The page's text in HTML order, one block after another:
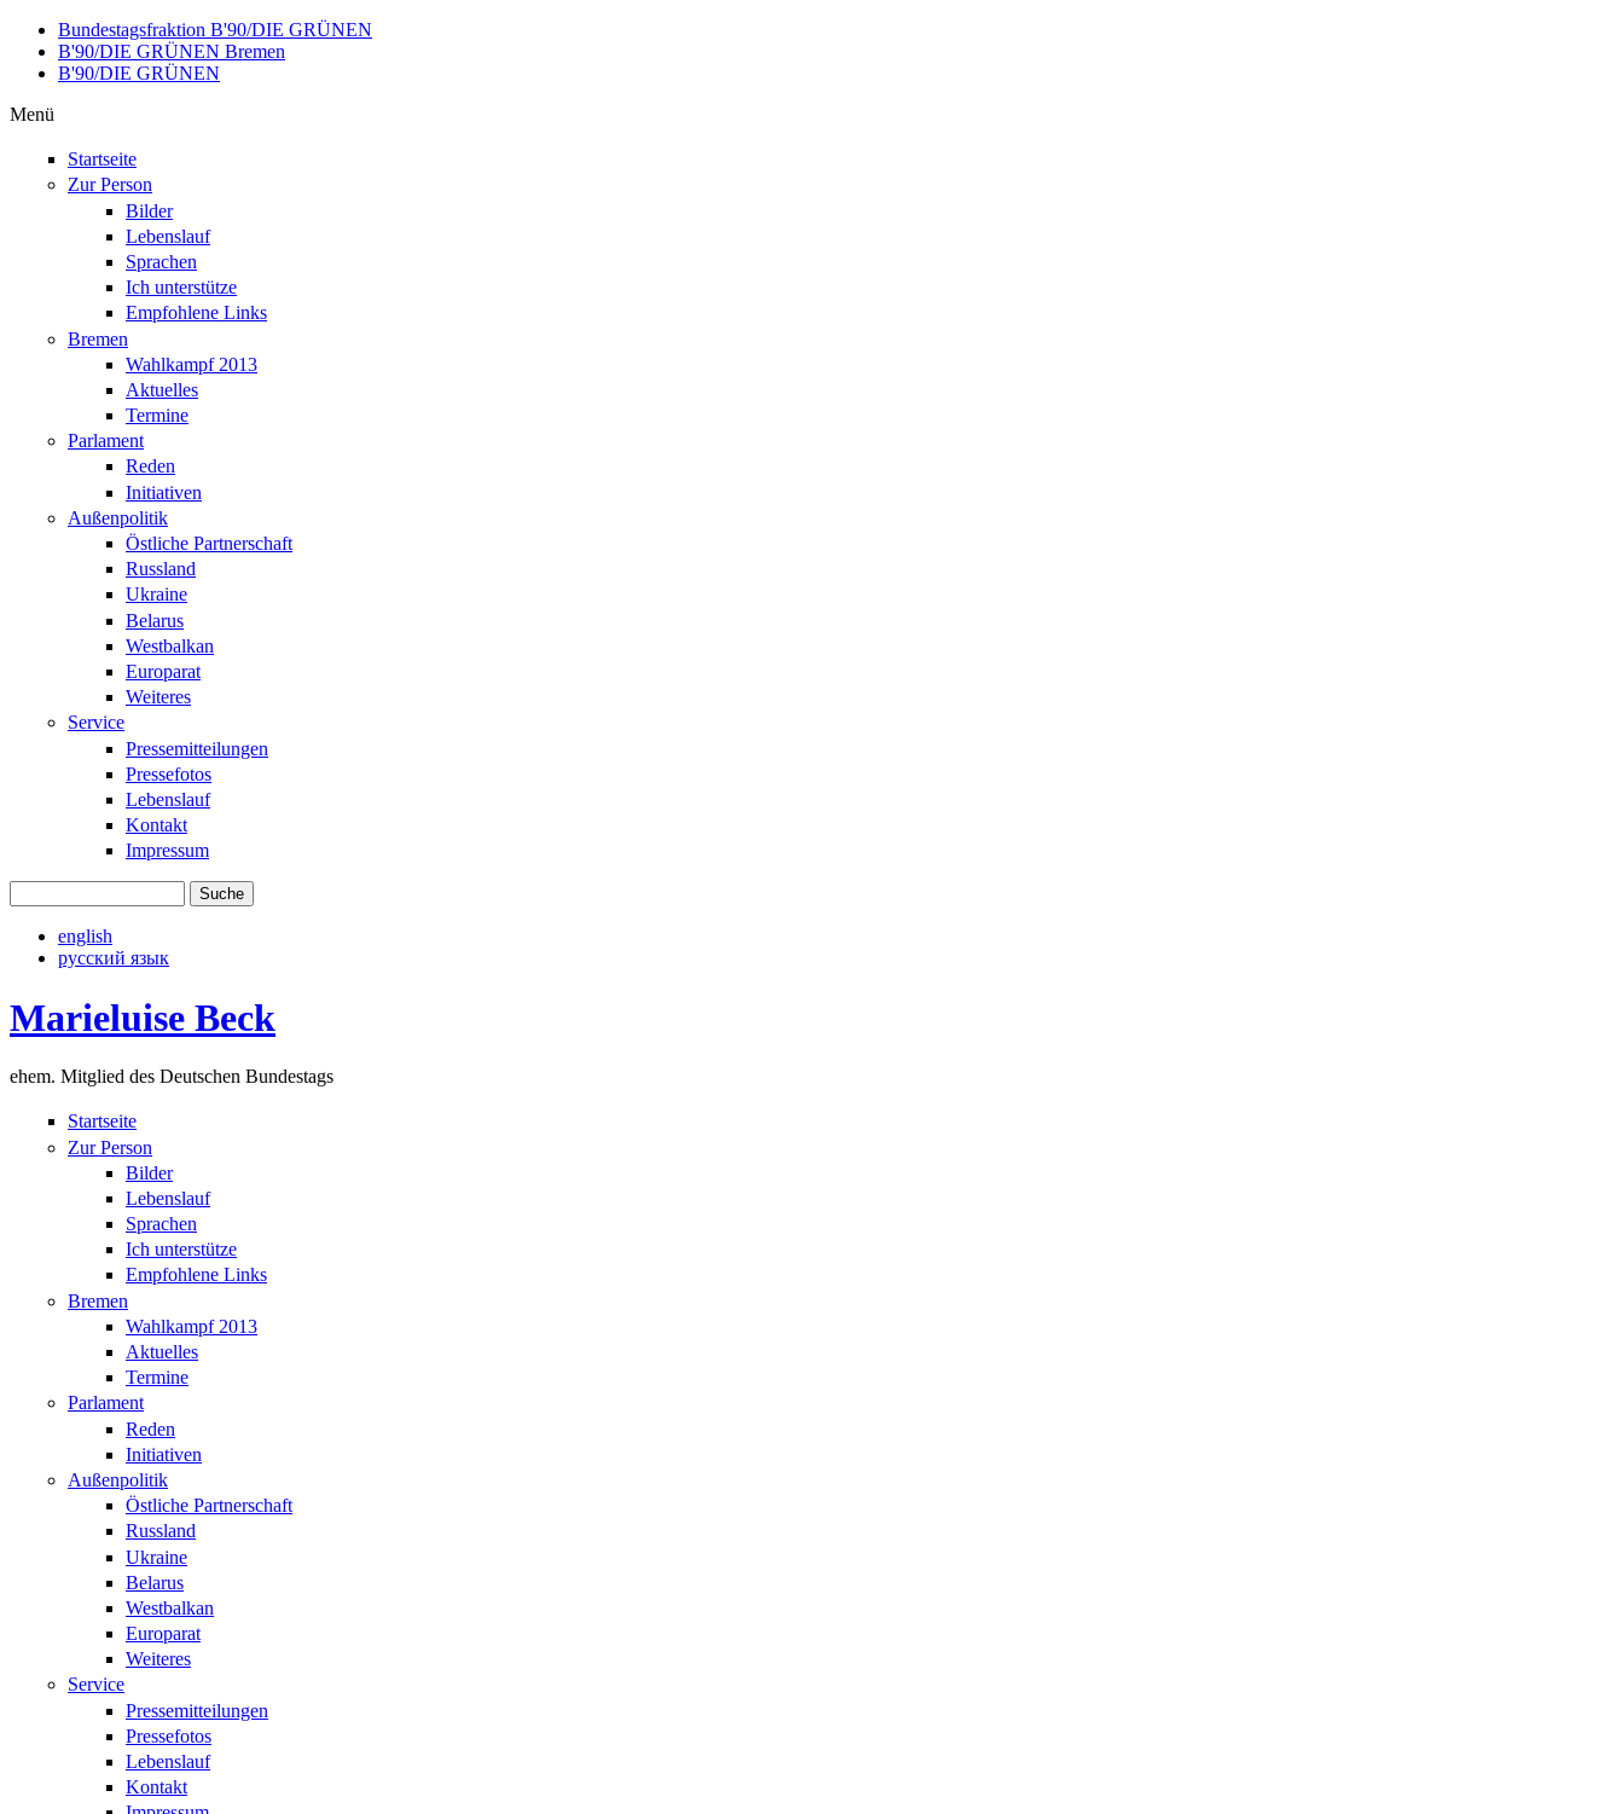
Direkt zum Inhalt
Bundestagsfraktion B'90/DIE GRÜNEN
B'90/DIE GRÜNEN Bremen
B'90/DIE GRÜNEN
Menü
Startseite
Zur Person
Bilder
Lebenslauf
Sprachen
Ich unterstütze
Empfohlene Links
Bremen
Wahlkampf 2013
Aktuelles
Termine
Parlament
Reden
Initiativen
Außenpolitik
Östliche Partnerschaft
Russland
Ukraine
Belarus
Westbalkan
Europarat
Weiteres
Service
Pressemitteilungen
Pressefotos
Lebenslauf
Kontakt
Impressum
english
русский язык
Marieluise Beck
ehem. Mitglied des Deutschen Bundestags
Startseite
Zur Person
Bilder
Lebenslauf
Sprachen
Ich unterstütze
Empfohlene Links
Bremen
Wahlkampf 2013
Aktuelles
Termine
Parlament
Reden
Initiativen
Außenpolitik
Östliche Partnerschaft
Russland
Ukraine
Belarus
Westbalkan
Europarat
Weiteres
Service
Pressemitteilungen
Pressefotos
Lebenslauf
Kontakt